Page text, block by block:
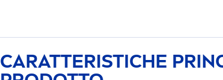
CARATTERISTICHE